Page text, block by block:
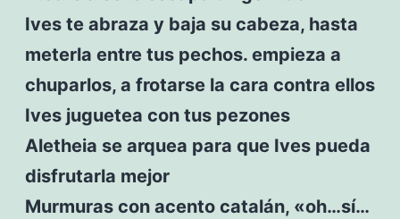
Ives te abraza y baja su cabeza, hasta
meterla entre tus pechos. empieza a
chuparlos, a frotarse la cara contra ellos
Ives juguetea con tus pezones
Aletheia se arquea para que Ives pueda
disfrutarla mejor
Murmuras con acento catalán, «oh…sí…